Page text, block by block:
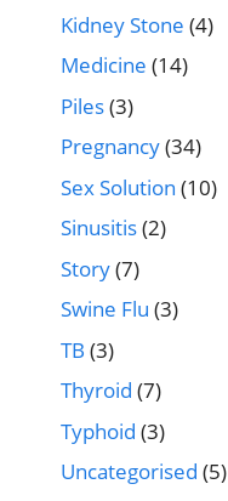
Kidney Stone (4)
Medicine (14)
Piles(3)
Pregnancy(34)
Sex Solution (10)
Sinusitis(2)
Story(7)
Swine Flu (3)
TB (3)
Thyroid (7)
Typhoid (3)
Uncategorised (5)